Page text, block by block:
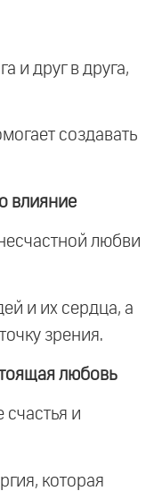
и друг в друга,
создавать
влияние
любви
и их сердца, а
зрения.
любовь
счастья и
которая